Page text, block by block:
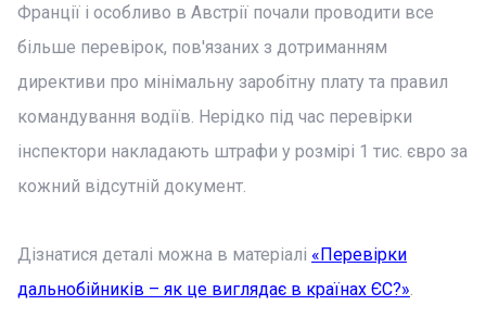
Франції і особливо в Австрії почали проводити все
більше перевірок, пов'язаних з дотриманням
директиви про мінімальну заробітну плату та правил
командування водіїв. Нерідко під час перевірки
інспектори накладають штрафи у розмірі 1 тис. євро за
кожний відсутній документ.
Дізнатися деталі можна в матеріалі «Перевірки
дальнобійників – як це виглядає в країнах ЄС?»